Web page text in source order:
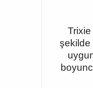
şekilde